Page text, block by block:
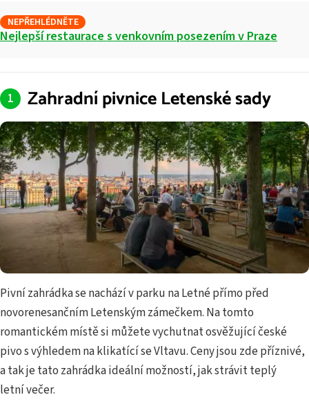
NEPŘEHLÉDNĚTE
Nejlepší restaurace s venkovním posezením v Praze
Zahradní pivnice Letenské sady
Pivní zahrádka se nachází v parku na Letné přímo před
novorenesančním Letenským zámečkem. Na tomto
romantickém místě si můžete vychutnat osvěžující české
pivo s výhledem na klikatící se Vltavu. Ceny jsou zde příznivé,
a tak je tato zahrádka ideální možností, jak strávit teplý
letní večer.